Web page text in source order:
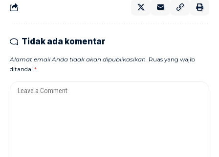
Tidak ada komentar
Alamat email Anda tidak akan dipublikasikan. Ruas yang wajib
ditandai *